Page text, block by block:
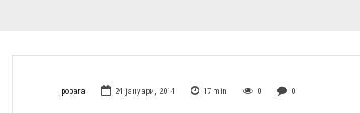
popara 24 јануари, 2014 17 min 0 0